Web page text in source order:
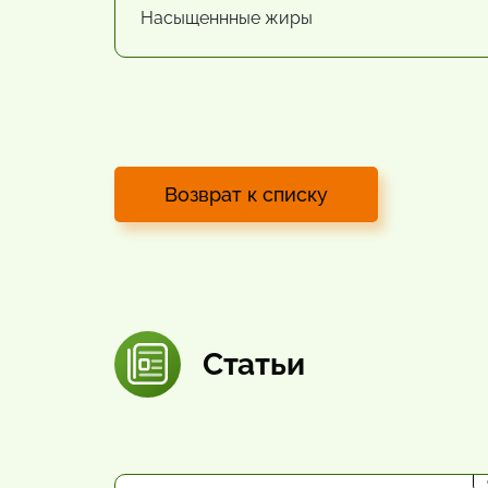
Насыщеннные жиры
Возврат к списку
Статьи